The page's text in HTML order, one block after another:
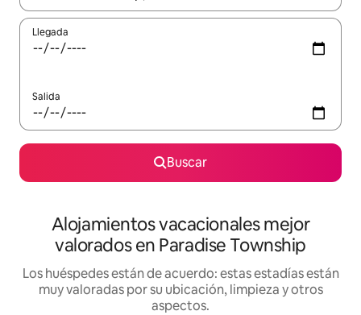
Llegada
Salida
Buscar
Alojamientos vacacionales mejor
valorados en Paradise Township
Los huéspedes están de acuerdo: estas estadías están
muy valoradas por su ubicación, limpieza y otros
aspectos.